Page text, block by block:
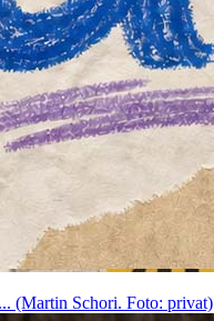
(Martin Schori. Foto: privat)